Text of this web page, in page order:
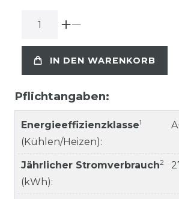
IN DEN WARENKORB
Pflichtangaben:
Energieeffizienzklasse1
(Kühlen/Heizen):
Jährlicher Stromverbrauch2
(kWh):